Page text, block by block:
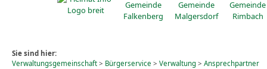
Sie sind hier:
Verwaltungsgemeinschaft> Bürgerservice > Verwaltung> Ansprechpartner